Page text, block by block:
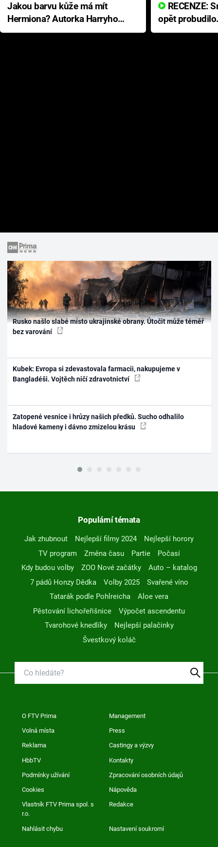
Jakou barvu kůže má mít
Hermiona? Autorka Harryho
Pottera přišla s ráznou
opět
přichází s
Rusko našlo slabé místo ukrajinské obrany. Útočit může téměř
bez varování
Kubek: Evropa si zdevastovala farmacii, nakupujeme v
Bangladéši. Vojtěch ničí zdravotnictví
Zatopené vesnice i hrůzy našich předků. Sucho odhalilo
hladové kameny i dávno zmizelou krásu
Populární témata
Jak zhubnout Nejlepší filmy 2024
Nejlepší horory
TV program
Změna času Partie
Počasí
Kdy budou volby
ZOO Nové začátky
Auto – katalog
7 pádů Honzy Dědka
Volby 2025
Svařené víno
Tatarák podle Pohlreicha
Aloe vera
Pěstování lichořeřišnice
Výpočet ascendentu
Tvarohové knedlíky
Nejlepší palačinky
Švestkový koláč
O FTV Prima Management
Volná místa Press
Reklama Castingy a výzvy
HbbTV Kontakty
Podmínky užívání Zpracování osobních údajů
Cookies Nápověda
Vlastník FTV Prima spol. s
r.o.
Redakce
Nahlásit chybu Nastavení soukromí